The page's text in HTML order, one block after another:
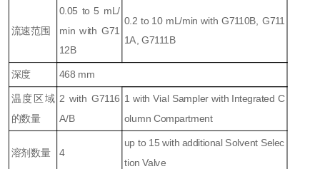
流速范围
0.05 to 5 mL/
min with G71
12B
0.2 to 10 mL/min with G7110B, G711
1A, G7111B
深度 468 mm
温度区域
的数量
2 with G7116
A/B
1 with Vial Sampler with Integrated C
olumn Compartment
溶剂数量 4
up to 15 with additional Solvent Selec
tion Valve